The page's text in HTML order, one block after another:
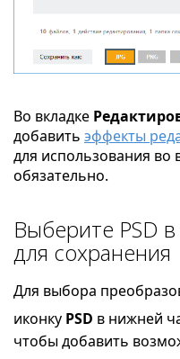
Во вкладке
добавить эффекты
для использования во
обязательно.
Выберите PSD
для сохранения
Для выбора
иконку PSD в нижней
чтобы добавить